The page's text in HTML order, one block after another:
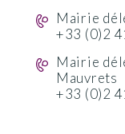
Mairie
+33 (0)2
Mairie
Mauvrets
+33 (0)2